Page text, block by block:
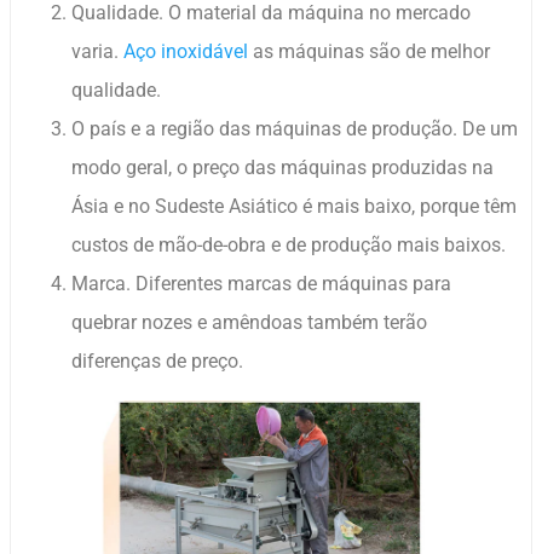
Qualidade. O material da máquina no mercado
varia. Aço inoxidável as máquinas são de melhor
qualidade.
O país e a região das máquinas de produção. De um
modo geral, o preço das máquinas produzidas na
Ásia e no Sudeste Asiático é mais baixo, porque têm
custos de mão-de-obra e de produção mais baixos.
Marca. Diferentes marcas de máquinas para
quebrar nozes e amêndoas também terão
diferenças de preço.